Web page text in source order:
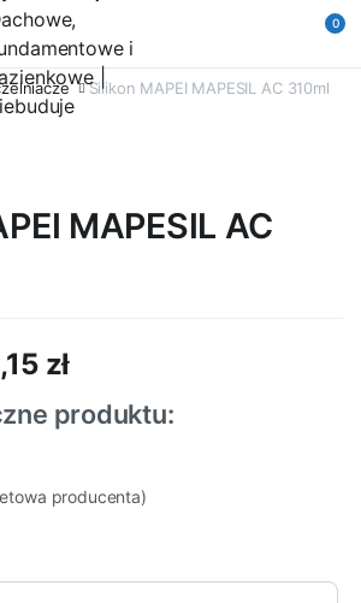
0
Silikon MAPEI MAPESIL AC 310ml
MAPESIL AC
zł
produktu:
producenta)